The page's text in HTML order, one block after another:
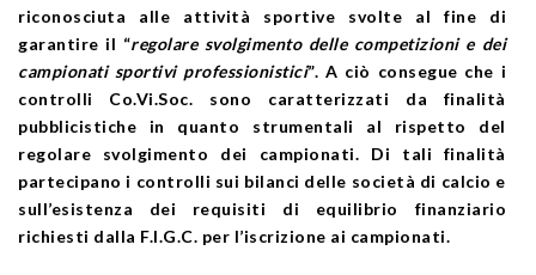
riconosciuta alle attività sportive svolte al fine di
garantire il “regolare svolgimento delle competizioni e dei
campionati sportivi professionistici”. A ciò consegue che i
controlli Co.Vi.Soc. sono caratterizzati da finalità
pubblicistiche in quanto strumentali al rispetto del
regolare svolgimento dei campionati. Di tali finalità
partecipano i controlli sui bilanci delle società di calcio e
sull’esistenza dei requisiti di equilibrio finanziario
richiesti dalla F.I.G.C. per l’iscrizione ai campionati.